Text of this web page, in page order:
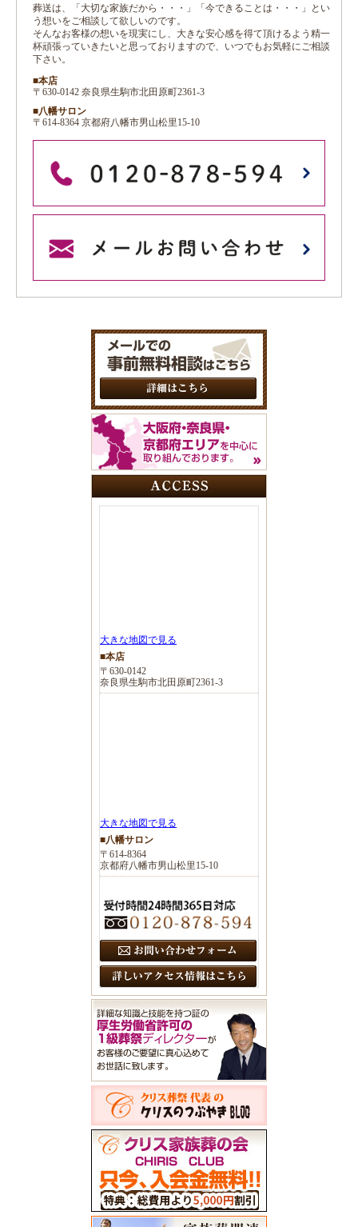
葬送は、「大切な家族だから・・・」「今できることは・・・」とい
う想いをご相談して欲しいのです。
そんなお客様の想いを現実にし、大きな安心感を得て頂けるよう精一
杯頑張っていきたいと思っておりますので、いつでもお気軽にご相談
下さい。
■本店
〒630-0142 奈良県生駒市北田原町2361-3
■八幡サロン
〒614-8364 京都府八幡市男山松里15-10
大きな地図で見る
■本店
〒630-0142
奈良県生駒市北田原町2361-3
大きな地図で見る
■八幡サロン
〒614-8364
京都府八幡市男山松里15-10